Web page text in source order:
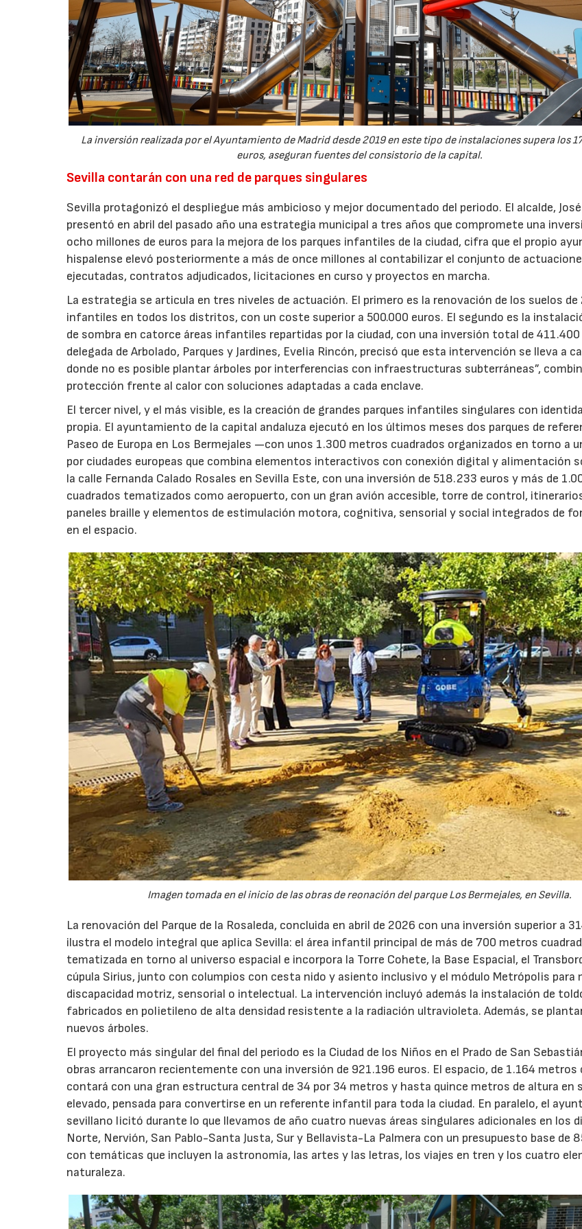
La inversión realizada por el Ayuntamiento de Madrid desde 2019 en este tipo de instalaciones supera los
euros, aseguran fuentes del consistorio de la capital.
Sevilla contarán con una red de parques singulares
Sevilla protagonizó el despliegue más ambicioso y mejor documentado del periodo. El alcalde,
presentó en abril del pasado año una estrategia municipal a tres años que compromete una
ocho millones de euros para la mejora de los parques infantiles de la ciudad, cifra que el propio
hispalense elevó posteriormente a más de once millones al contabilizar el conjunto de
ejecutadas, contratos adjudicados, licitaciones en curso y proyectos en marcha.
La estrategia se articula en tres niveles de actuación. El primero es la renovación de los suelos de
infantiles en todos los distritos, con un coste superior a 500.000 euros. El segundo es la
de sombra en catorce áreas infantiles repartidas por la ciudad, con una inversión total de 411.400
delegada de Arbolado, Parques y Jardines, Evelia Rincón, precisó que esta intervención se lleva a
donde no es posible plantar árboles por interferencias con infraestructuras subterráneas”,
protección frente al calor con soluciones adaptadas a cada enclave.
El tercer nivel, y el más visible, es la creación de grandes parques infantiles singulares con
propia. El ayuntamiento de la capital andaluza ejecutó en los últimos meses dos parques de
Paseo de Europa en Los Bermejales —con unos 1.300 metros cuadrados organizados en torno a
por ciudades europeas que combina elementos interactivos con conexión digital y alimentación
la calle Fernanda Calado Rosales en Sevilla Este, con una inversión de 518.233 euros y más de
cuadrados tematizados como aeropuerto, con un gran avión accesible, torre de control,
paneles braille y elementos de estimulación motora, cognitiva, sensorial y social integrados de
en el espacio.
Imagen tomada en el inicio de las obras de reonación del parque Los Bermejales, en Sevilla.
La renovación del Parque de la Rosaleda, concluida en abril de 2026 con una inversión superior a
ilustra el modelo integral que aplica Sevilla: el área infantil principal de más de 700 metros
tematizada en torno al universo espacial e incorpora la Torre Cohete, la Base Espacial, el
cúpula Sirius, junto con columpios con cesta nido y asiento inclusivo y el módulo Metrópolis para
discapacidad motriz, sensorial o intelectual. La intervención incluyó además la instalación de
fabricados en polietileno de alta densidad resistente a la radiación ultravioleta. Además, se
nuevos árboles.
El proyecto más singular del final del periodo es la Ciudad de los Niños en el Prado de San
obras arrancaron recientemente con una inversión de 921.196 euros. El espacio, de 1.164 metros
contará con una gran estructura central de 34 por 34 metros y hasta quince metros de altura en
elevado, pensada para convertirse en un referente infantil para toda la ciudad. En paralelo, el
sevillano licitó durante lo que llevamos de año cuatro nuevas áreas singulares adicionales en los
Norte, Nervión, San Pablo-Santa Justa, Sur y Bellavista-La Palmera con un presupuesto base de
con temáticas que incluyen la astronomía, las artes y las letras, los viajes en tren y los cuatro
naturaleza.